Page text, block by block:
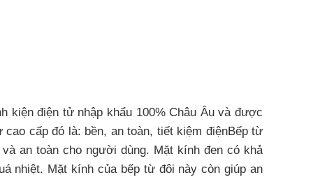
kiện điện tử nhập khẩu 100% Châu Âu và được
cấp đó là: bền, an toàn, tiết kiệm điệnBếp từ
an toàn cho người dùng. Mặt kính đen có khả
nhiệt. Mặt kính của bếp từ đôi này còn giúp an